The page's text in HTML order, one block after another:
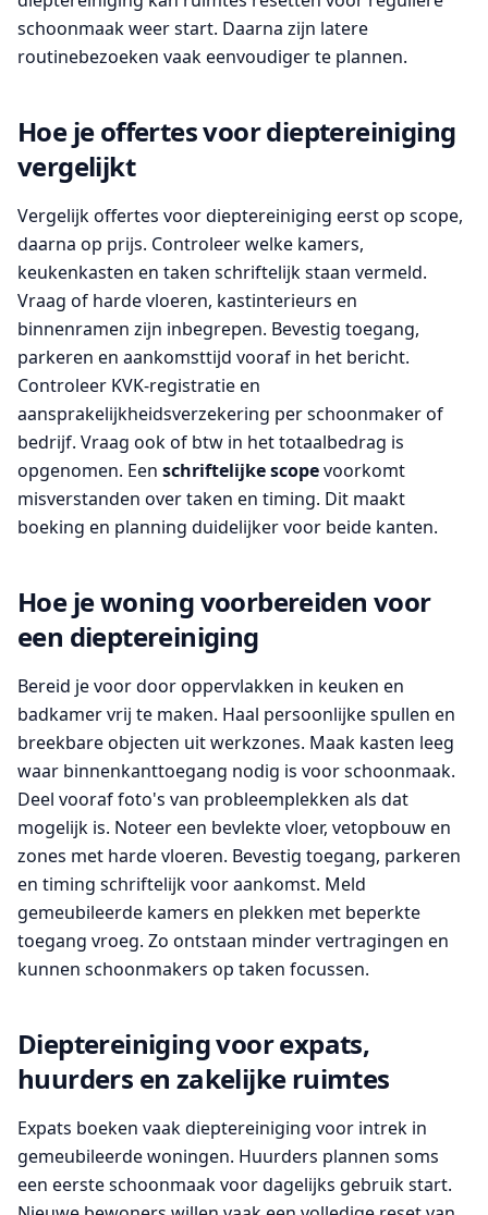
schoonmaak weer start. Daarna zijn latere
routinebezoeken vaak eenvoudiger te plannen.
Hoe je offertes voor dieptereiniging
vergelijkt
Vergelijk offertes voor dieptereiniging eerst op scope,
daarna op prijs. Controleer welke kamers,
keukenkasten en taken schriftelijk staan vermeld.
Vraag of harde vloeren, kastinterieurs en
binnenramen zijn inbegrepen. Bevestig toegang,
parkeren en aankomsttijd vooraf in het bericht.
Controleer KVK-registratie en
aansprakelijkheidsverzekering per schoonmaker of
bedrijf. Vraag ook of btw in het totaalbedrag is
opgenomen. Een schriftelijke scopevoorkomt
misverstanden over taken en timing. Dit maakt
boeking en planning duidelijker voor beide kanten.
Hoe je woning voorbereiden voor
een dieptereiniging
Bereid je voor door oppervlakken in keuken en
badkamer vrij te maken. Haal persoonlijke spullen en
breekbare objecten uit werkzones. Maak kasten leeg
waar binnenkanttoegang nodig is voor schoonmaak.
Deel vooraf foto's van probleemplekken als dat
mogelijk is. Noteer een bevlekte vloer, vetopbouw en
zones met harde vloeren. Bevestig toegang, parkeren
en timing schriftelijk voor aankomst. Meld
gemeubileerde kamers en plekken met beperkte
toegang vroeg. Zo ontstaan minder vertragingen en
kunnen schoonmakers op taken focussen.
Dieptereiniging voor expats,
huurders en zakelijke ruimtes
Expats boeken vaak dieptereiniging voor intrek in
gemeubileerde woningen. Huurders plannen soms
een eerste schoonmaak voor dagelijks gebruik start.